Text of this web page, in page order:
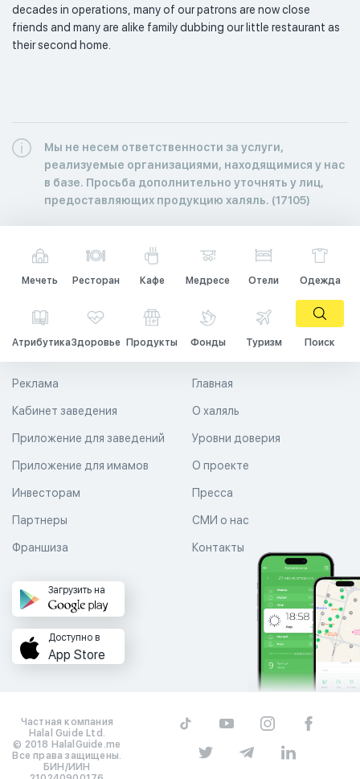
decades in operations, many of our patrons are now close
friends and many are alike family dubbing our little restaurant as
their second home.
Мы не несем ответственности за услуги,
реализуемые организациями, находящимися у нас
в базе. Просьба дополнительно уточнять у лиц,
предоставляющих продукцию халяль. (17105)
Мечеть Ресторан Кафе Медресе Отели Одежда
АтрибутикаЗдоровье Продукты Фонды Туризм Поиск
Главная
О халяль
Уровни доверия
Реклама
Кабинет заведения
Приложение для заведений
Приложение для имамов О проекте
Пресса
СМИ о нас
Контакты
Инвесторам
Партнеры
Франшиза
Загрузить на
Доступно в
App Store
Частная компания
Halal Guide Ltd.
© 2018 HalalGuide.me
Все права защищены.
БИН/ИИН